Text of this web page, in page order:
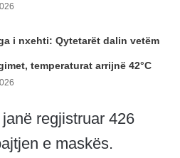
i nxehti: Qytetarët dalin vetëm
temperaturat arrijnë 42°C
regjistruar 426
e maskës.